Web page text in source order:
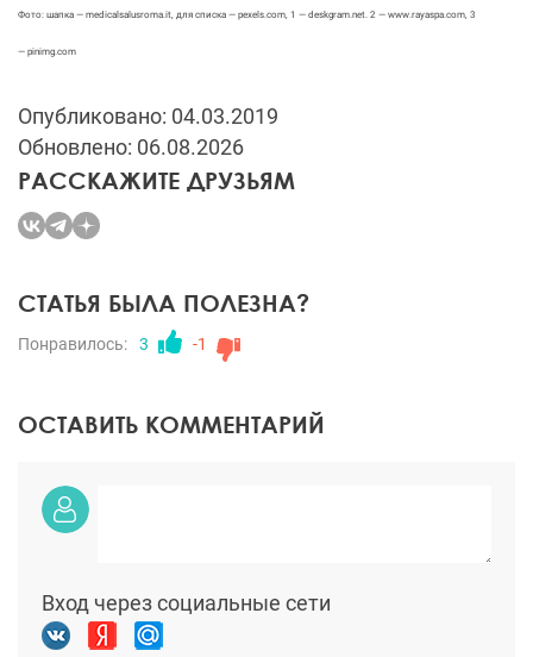
Фото: шапка — medicalsalusroma.it, для списка — pexels.com, 1 — deskgram.net. 2 — www.rayaspa.com, 3
— pinimg.com
Опубликовано: 04.03.2019
Обновлено: 06.08.2026
РАССКАЖИТЕ ДРУЗЬЯМ
СТАТЬЯ БЫЛА ПОЛЕЗНА?
Понравилось: 3 -1
ОСТАВИТЬ КОММЕНТАРИЙ
Вход через социальные сети